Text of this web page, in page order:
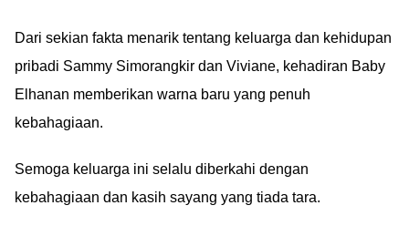
Dari sekian fakta menarik tentang keluarga dan kehidupan
pribadi Sammy Simorangkir dan Viviane, kehadiran Baby
Elhanan memberikan warna baru yang penuh
kebahagiaan.
Semoga keluarga ini selalu diberkahi dengan
kebahagiaan dan kasih sayang yang tiada tara.